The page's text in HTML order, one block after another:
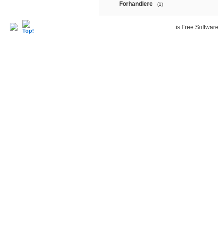
Forhandlere (1)
is Free